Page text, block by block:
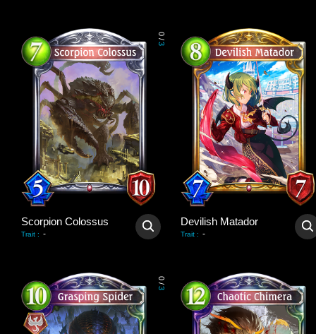
0
/
3
Scorpion Colossus
Trait : -
Devilish Matador
Trait : -
0
/
3